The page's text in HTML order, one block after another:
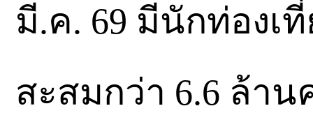
มี.ค. 69 มีนักท่องเ
สะสมกว่า 6.6 ล้า